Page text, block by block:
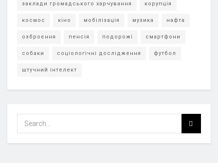
заклади громадського харчування корупція
космос кіно мобілізація музика нафта
озброєння пенсія подорожі смартфони
собаки соціологічні дослідження футбол
штучний інтелект